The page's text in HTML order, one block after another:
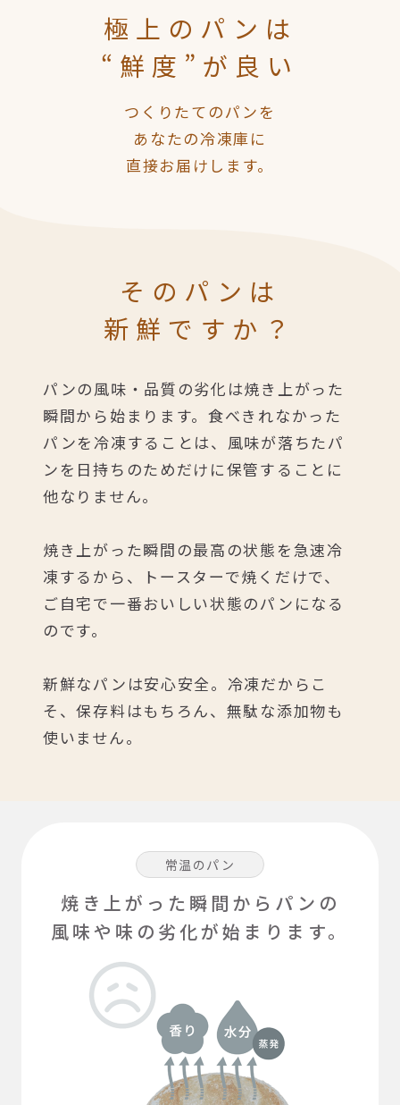
極上のパンは
“鮮度”が良い
つくりたてのパンを
あなたの冷凍庫に
直接お届けします。
そのパンは
新鮮ですか？
パンの風味・品質の劣化は焼き上がった
瞬間から始まります。 食べきれなかった
パンを冷凍することは、 風味が落ちたパ
ンを日持ちのためだけに保管することに
他なりません。
焼き上がった瞬間の最高の状態を急速冷
凍するから、
トースターで焼くだけで、
ご自宅で一番おいしい状態のパンになる
のです。
新鮮なパンは安心安全。冷凍だからこ
そ、保存料はもちろん、無駄な添加物も
使いません。
常温のパン
焼き上がった瞬間からパンの
風味や味の劣化が始まります。